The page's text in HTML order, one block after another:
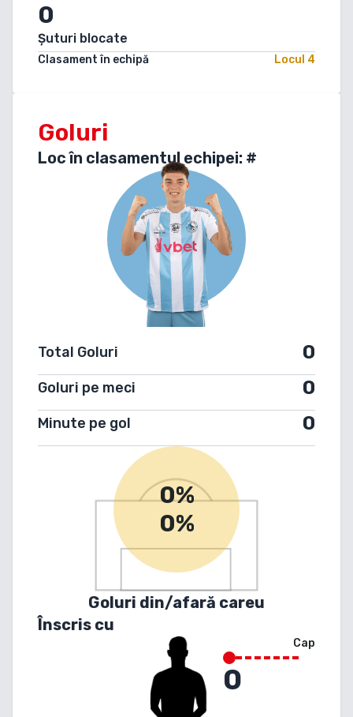
0
Șuturi blocate
Clasament în echipă Locul 4
Goluri
Loc în clasamentul echipei: #
Total Goluri 0
Goluri pe meci 0
Minute pe gol 0
0%
0%
Goluri din/afară careu
Înscris cu
Cap
0